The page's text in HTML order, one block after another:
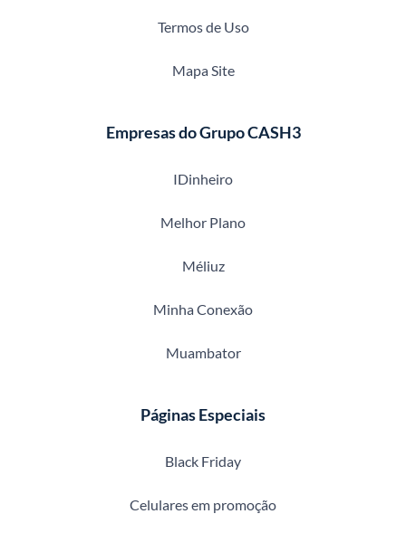
Termos de Uso
Mapa Site
Empresas do Grupo CASH3
IDinheiro
Melhor Plano
Méliuz
Minha Conexão
Muambator
Páginas Especiais
Black Friday
Celulares em promoção